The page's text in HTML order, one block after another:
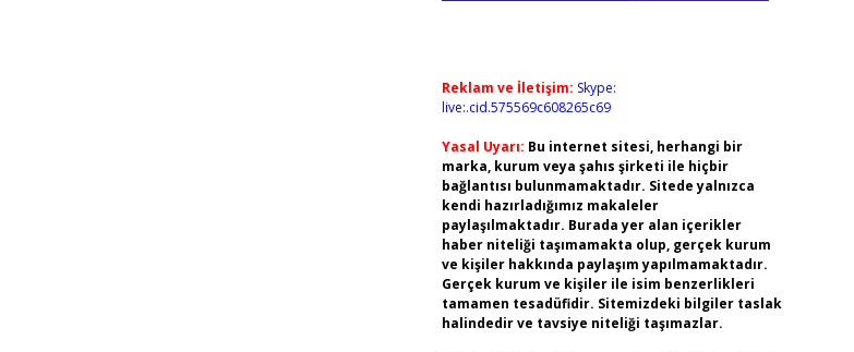
Reklam ve İletişim: Skype:
live:.cid.575569c608265c69
Yasal Uyarı: Bu internet sitesi, herhangi bir
marka, kurum veya şahıs şirketi ile hiçbir
bağlantısı bulunmamaktadır. Sitede yalnızca
kendi hazırladığımız makaleler
paylaşılmaktadır. Burada yer alan içerikler
haber niteliği taşımamakta olup, gerçek kurum
ve kişiler hakkında paylaşım yapılmamaktadır.
Gerçek kurum ve kişiler ile isim benzerlikleri
tamamen tesadüfidir. Sitemizdeki bilgiler taslak
halindedir ve tavsiye niteliği taşımazlar.